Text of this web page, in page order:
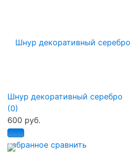
избранное сравнить
Шнур декоративный серебро
(0)
600 руб.